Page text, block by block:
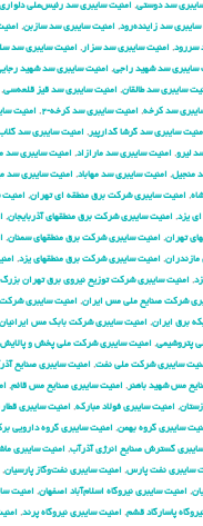
سد دوستی, امنیت سایبری سد رئیس‌علی دلواری
سایبری سد زاینده‌رود, امنیت سایبری سد سازبن,
سررود, امنیت سایبری سد سزار , امنیت سایبری سد
سایبری سد شهید راجی, امنیت سایبری سد شهید
سایبری سد طالقان, امنیت سایبری سد قیز قلعه‌سی,
سد کرخه, امنیت سایبری سد کرخه-۲ , امنیت
سایبری سد گرشا گدارپیر , امنیت سایبری سد
لیرو, امنیت سایبری سد مارازاد, امنیت سایبری سد
منجیل, امنیت سایبری سد مهاباد, امنیت سایبری سد
, امنیت سایبری شركت برق منطقه ای تهران,
یزد, امنیت سایبری شركت برق منطقهای آذربایجان,
تهران, امنیت سایبری شركت برق منطقهای سمنان,
, امنیت سایبری شركت برق منطقهای یزد,
, امنیت سایبری شركت توزیع نیروی برق تهران بزرگ
شركت صنایع ملی مس ایران, امنیت سایبری
برق ایران, امنیت سایبری شرکت بابک مس ایرانیان
پتروشیمی, امنیت سایبری شرکت ملی پخش و پالایش
سایبری شرکت ملی نفت, امنیت سایبری صنایع
مس شهید باهنر , امنیت سایبری صنایع مس قائم,
, امنیت سایبری فولاد مبارکه, امنیت سایبری
سایبری گروه بهمن, امنیت سایبری گروه دارویی
گسترش صنایع انرژی آذرآب, امنیت سایبری
سایبری نفت پارس, امنیت سایبری نفت‌وگاز پارسیان,
, امنیت سایبری نیروگاه اسلام‌آباد اصفهان, امنیت
پاسارگاد قشم, امنیت سایبری نیروگاه پرند,